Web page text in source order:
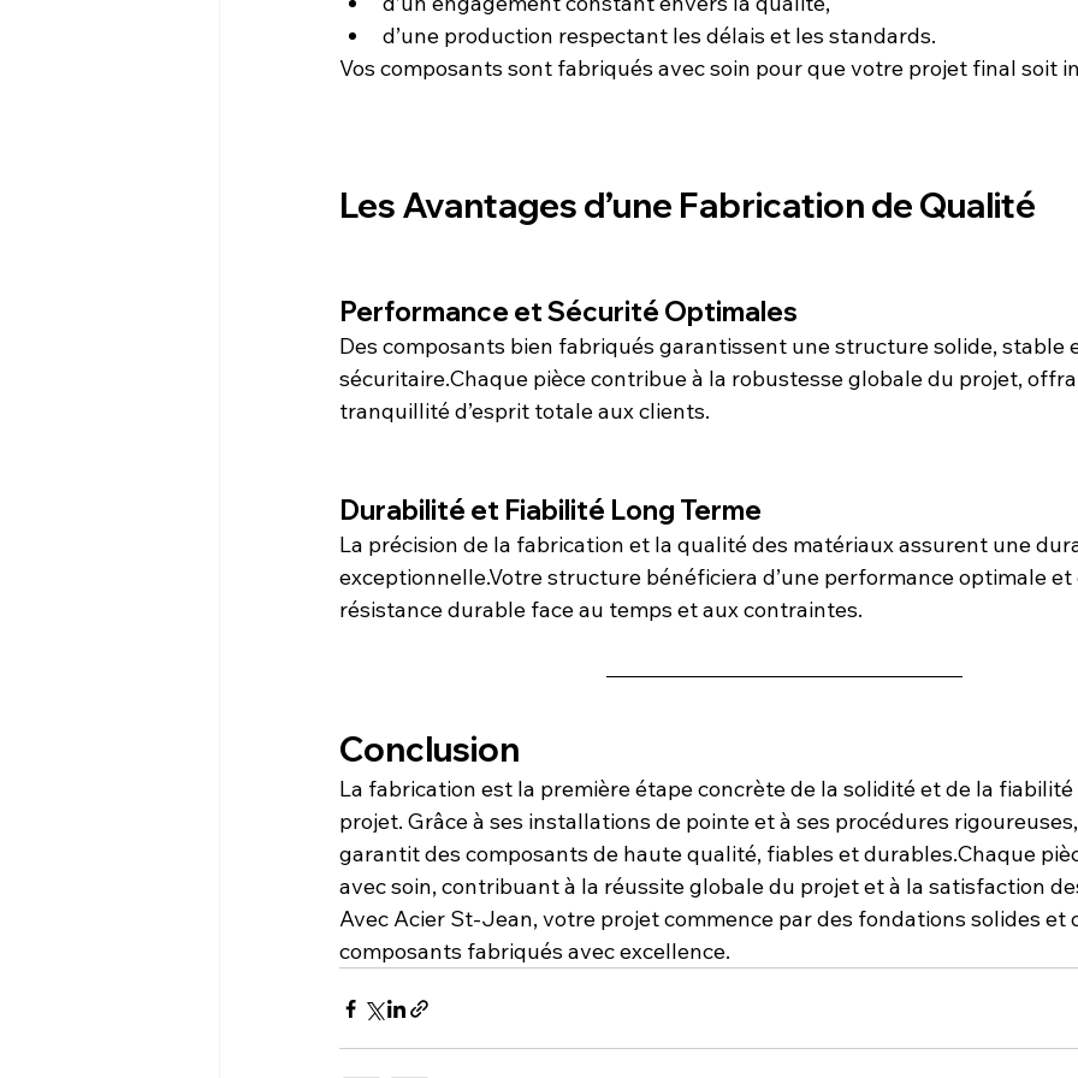
d’une production respectant les délais et les standards.
Vos composants sont fabriqués avec soin pour que votre projet final soit
Les Avantages d’une Fabrication de Qualité
Performance et Sécurité Optimales
Des composants bien fabriqués garantissent une structure solide, stable
sécuritaire.Chaque pièce contribue à la robustesse globale du projet,
tranquillité d’esprit totale aux clients.
Durabilité et Fiabilité Long Terme
La précision de la fabrication et la qualité des matériaux assurent une
exceptionnelle.Votre structure bénéficiera d’une performance optimale et
résistance durable face au temps et aux contraintes.
Conclusion
La fabrication est la première étape concrète de la solidité et de la
projet. Grâce à ses installations de pointe et à ses procédures
garantit des composants de haute qualité, fiables et durables.Chaque
avec soin, contribuant à la réussite globale du projet et à la satisfaction
Avec Acier St-Jean, votre projet commence par des fondations solides et
composants fabriqués avec excellence.